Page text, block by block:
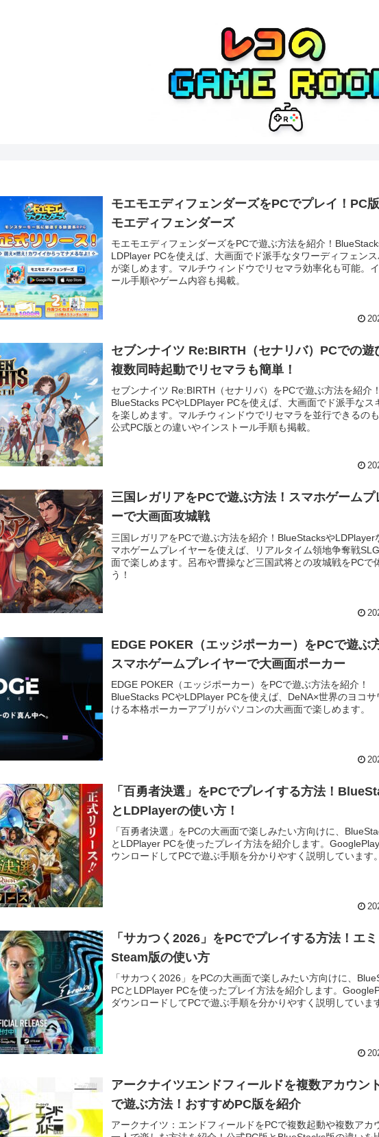
モエモエディフェンダーズをPCでプレイ！PC
モエディフェンダーズ
モエモエディフェンダーズをPCで遊ぶ方法を紹介！
LDPlayer PCを使えば、大画面でド派手なタワーディフェン
が楽しめます。マルチウィンドウでリセマラ効率化も可能。
ール手順やゲーム内容も掲載。
セブンナイツ Re:BIRTH（セナリバ）PCでの遊
複数同時起動でリセマラも簡単！
セブンナイツ Re:BIRTH（セナリバ）をPCで遊ぶ方法を紹介！
BlueStacks PCやLDPlayer PCを使えば、大画面でド派手なス
を楽しめます。マルチウィンドウでリセマラを並行できるのも
公式PC版との違いやインストール手順も掲載。
三国レガリアをPCで遊ぶ方法！スマホゲームプ
ーで大画面攻城戦
三国レガリアをPCで遊ぶ方法を紹介！BlueStacksやLDPlayer
マホゲームプレイヤーを使えば、リアルタイム領地争奪戦
面で楽しめます。呂布や曹操など三国武将との攻城戦をPCで
う！
EDGE POKER（エッジポーカー）をPCで遊ぶ
スマホゲームプレイヤーで大画面ポーカー
EDGE POKER（エッジポーカー）をPCで遊ぶ方法を紹介！
BlueStacks PCやLDPlayer PCを使えば、DeNA×世界のヨコサ
ける本格ポーカーアプリがパソコンの大画面で楽しめます。
「百勇者決選」をPCでプレイする方法！
とLDPlayerの使い方！
「百勇者決選」をPCの大画面で楽しみたい方向けに、
とLDPlayer PCを使ったプレイ方法を紹介します。
ウンロードしてPCで遊ぶ手順を分かりやすく説明しています。
「サカつく2026」をPCでプレイする方法！エ
Steam版の使い方
「サカつく2026」をPCの大画面で楽しみたい方向けに、
PCとLDPlayer PCを使ったプレイ方法を紹介します。
ダウンロードしてPCで遊ぶ手順を分かりやすく説明していま
アークナイツエンドフィールドを複数アカウン
で遊ぶ方法！おすすめPC版を紹介
アークナイツ：エンドフィールドをPCで複数起動や複数アカ